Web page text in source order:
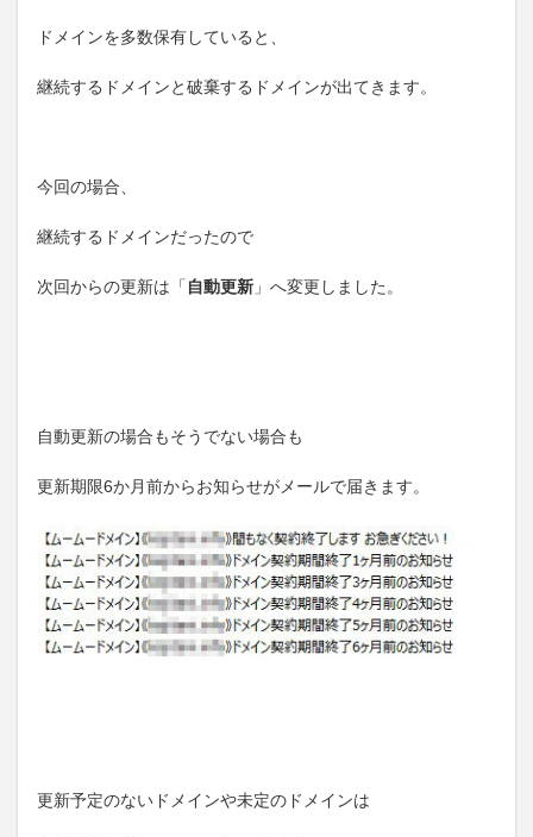
ドメインを多数保有していると、
継続するドメインと破棄するドメインが出てきます。
今回の場合、
継続するドメインだったので
次回からの更新は「 自動更新 」へ変更しました。
自動更新の場合もそうでない場合も
更新期限6か月前からお知らせがメールで届きます。
更新予定のないドメインや未定のドメインは